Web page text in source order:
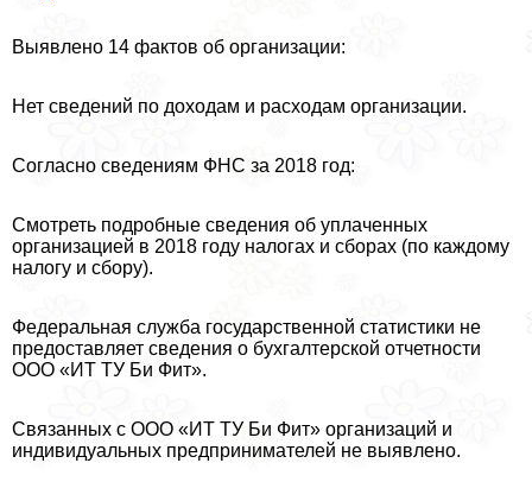
Выявлено 14 фактов об организации:
Нет сведений по доходам и расходам организации.
Согласно сведениям ФНС за 2018 год:
Смотреть подробные сведения об уплаченных
организацией в 2018 году налогах и сборах (по каждому
налогу и сбору).
Федеральная служба государственной статистики не
предоставляет сведения о бухгалтерской отчетности
ООО «ИТ ТУ Би Фит».
Связанных с ООО «ИТ ТУ Би Фит» организаций и
индивидуальных предпринимателей не выявлено.